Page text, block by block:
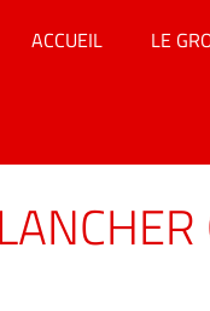
ACCUEIL LE